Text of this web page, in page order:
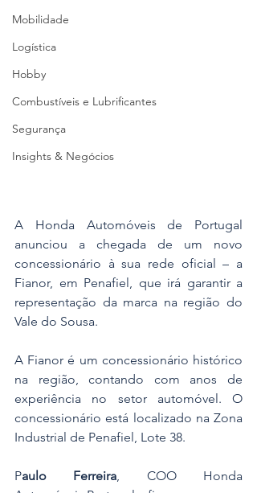
Mobilidade
Logística
Hobby
Combustíveis e Lubrificantes
Segurança
Insights & Negócios
A Honda Automóveis de Portugal
anunciou a chegada de um novo
concessionário à sua rede oficial – a
Fianor, em Penafiel, que irá garantir a
representação da marca na região do
Vale do Sousa.
A Fianor é um concessionário histórico
na região, contando com anos de
experiência no setor automóvel. O
concessionário está localizado na Zona
Industrial de Penafiel, Lote 38.
Paulo Ferreira, COO Honda